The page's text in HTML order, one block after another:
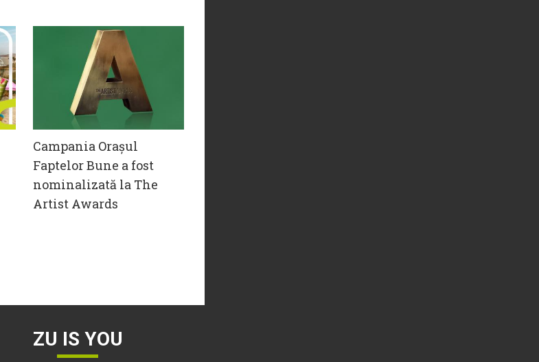
Campania Orașul
Faptelor Bune a fost
nominalizată la The
Artist Awards
ZU IS YOU